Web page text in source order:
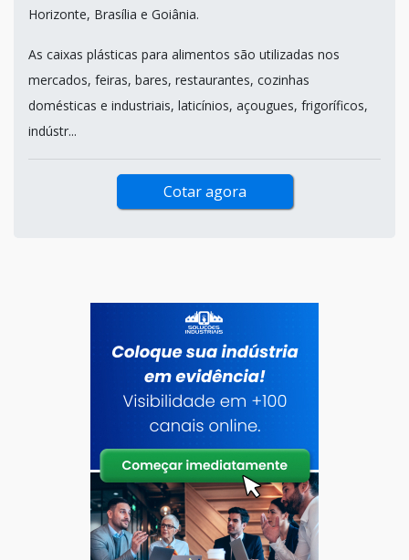
Horizonte, Brasília e Goiânia.
As caixas plásticas para alimentos são utilizadas nos
mercados, feiras, bares, restaurantes, cozinhas
domésticas e industriais, laticínios, açougues, frigoríficos,
indústr...
Cotar agora